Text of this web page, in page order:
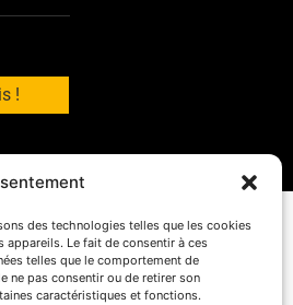
des technologies telles que les cookies
Le fait de consentir à ces
telles que le comportement de
ne pas consentir ou de retirer son
caractéristiques et fonctions.